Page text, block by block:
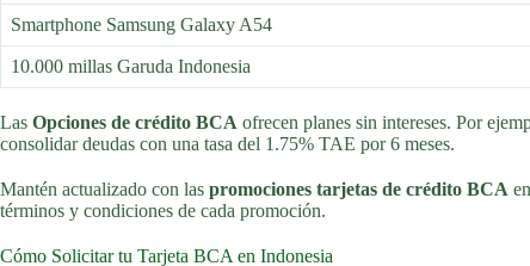
Smartphone Samsung Galaxy A54
10.000 millas Garuda Indonesia
Las Opciones de crédito BCA ofrecen planes sin intereses. Por
consolidar deudas con una tasa del 1.75% TAE por 6 meses.
Mantén actualizado con las promociones tarjetas de crédito BCA
términos y condiciones de cada promoción.
Cómo Solicitar tu Tarjeta BCA en Indonesia